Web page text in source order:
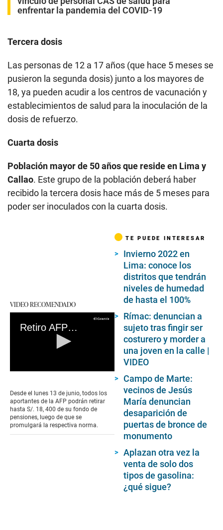
enfrentar la pandemia del COVID-19
Tercera dosis
Las personas de 12 a 17 años (que hace 5 meses se
pusieron la segunda dosis) junto a los mayores de
18, ya pueden acudir a los centros de vacunación y
establecimientos de salud para la inoculación de la
dosis de refuerzo.
Cuarta dosis
Población mayor de 50 años que reside en Lima y
Callao. Este grupo de la población deberá haber
recibido la tercera dosis hace más de 5 meses para
poder ser inoculados con la cuarta dosis.
VIDEO RECOMENDADO
Retiro AFP 2022: sigue estos pasos para registrar tu solicitud según el último dígito de tu DNI
of
0
seconds
Desde el lunes 13 de junio, todos los
aportantes de la AFP podrán retirar
hasta S/. 18, 400 de su fondo de
pensiones, luego de que se
promulgará la respectiva norma.
TE PUEDE INTERESAR
Invierno 2022 en
Lima: conoce los
distritos que tendrán
niveles de humedad
de hasta el 100%
Rímac: denuncian a
sujeto tras fingir ser
costurero y morder a
una joven en la calle |
VIDEO
Campo de Marte:
vecinos de Jesús
María denuncian
desaparición de
puertas de bronce de
monumento
Aplazan otra vez la
venta de solo dos
tipos de gasolina:
¿qué sigue?